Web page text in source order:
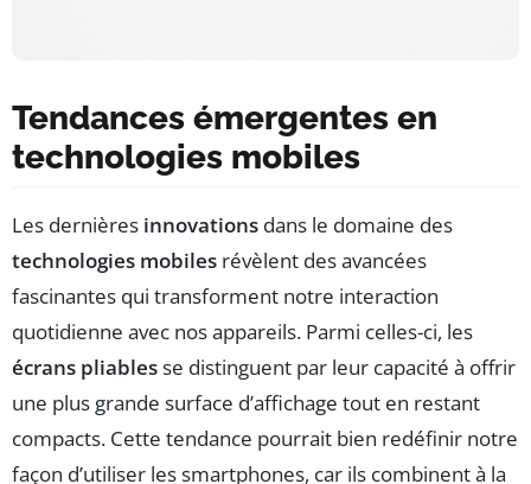
Tendances émergentes en
technologies mobiles
Les dernières innovations dans le domaine des
technologies mobiles révèlent des avancées
fascinantes qui transforment notre interaction
quotidienne avec nos appareils. Parmi celles-ci, les
écrans pliablesse distinguent par leur capacité à offrir
une plus grande surface d’affichage tout en restant
compacts. Cette tendance pourrait bien redéfinir notre
façon d’utiliser les smartphones, car ils combinent à la